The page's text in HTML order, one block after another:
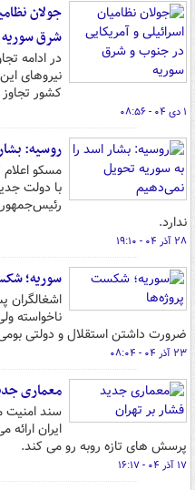
جولان
شرق سوریه
در ادامه
نیروهای
کشور تجاوز
۱ دی ۰۴ - ۰۸:۵۶
روسیه:
مسکو اعلام
با دولت
ندارد.
۲۸ آذر ۰۴ - ۱۹:۱۰
سوریه؛
ناخواسته
ضرورت داشتن استقلال و دولتی
۲۳ آذر ۰۴ - ۰۸:۰۴
معماری
سند امنیت
ایران
پرسش های تازه روبه رو می کند.
۱۷ آذر ۰۴ - ۱۶:۱۷